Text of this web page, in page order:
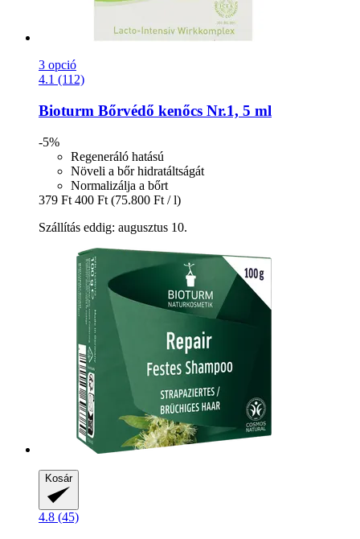
3 opció
4.1 (112)
Bioturm Bőrvédő kenőcs Nr.1, 5 ml
-5%
Regeneráló hatású
Növeli a bőr hidratáltságát
Normalizálja a bőrt
379 Ft 400 Ft (75.800 Ft / l)
Szállítás eddig: augusztus 10.
Kosár
4.8 (45)